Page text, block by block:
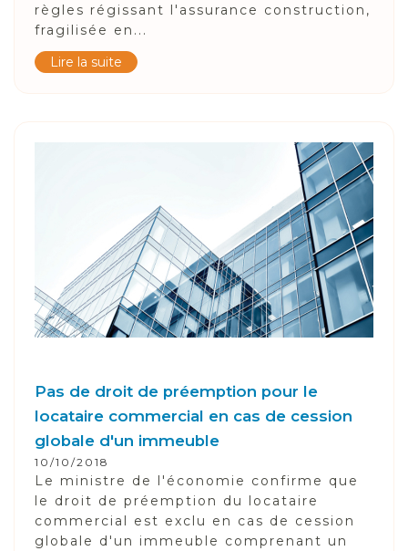
règles régissant l'assurance construction,
fragilisée en...
Lire la suite
Pas de droit de préemption pour le
locataire commercial en cas de cession
globale d'un immeuble
10/10/2018
Le ministre de l'économie confirme que
le droit de préemption du locataire
commercial est exclu en cas de cession
globale d'un immeuble comprenant un